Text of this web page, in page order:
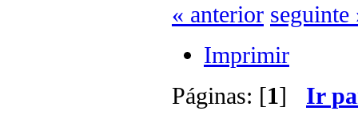
« anterior seguinte
Imprimir
Páginas: [1] Ir